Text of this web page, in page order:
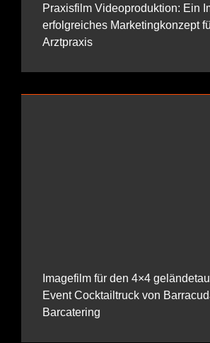
Praxisfilm Videoproduktion: Ein
erfolgreiches Marketingkonzept
Arztpraxis
Imagefilm für den 4×4
Event Cocktailtruck von
Barcatering